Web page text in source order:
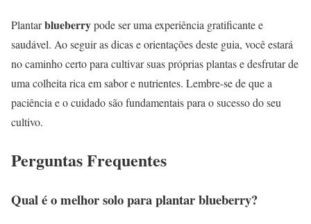
Plantarblueberrypode ser uma experiência gratificante e
saudável. Ao seguir as dicas e orientações deste guia, você estará
no caminho certo para cultivar suas próprias plantas e desfrutar de
uma colheita rica em sabor e nutrientes. Lembre-se de que a
paciência e o cuidado são fundamentais para o sucesso do seu
cultivo.
Perguntas Frequentes
Qual é o melhor solo para plantar blueberry?